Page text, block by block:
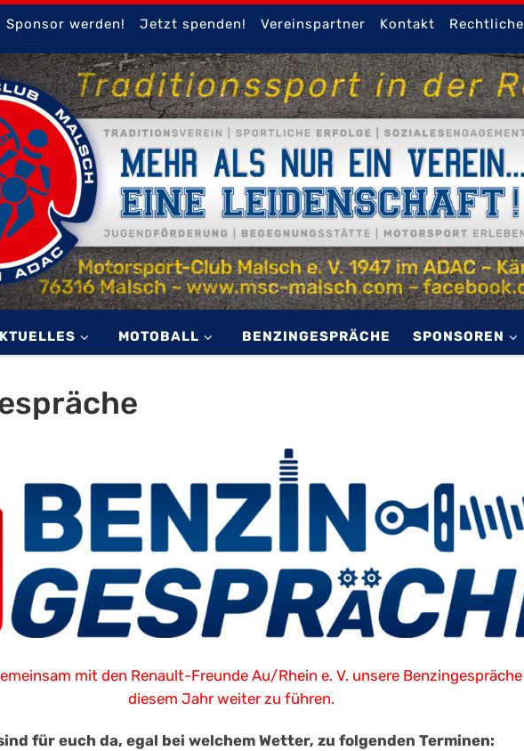
Sponsor werden! Jetzt spenden! Vereinspartner Kontakt
MOTOBALL BENZINGESPRÄCHE SPONSOREN
mit den Renault-Freunde Au/Rhein e. V. unsere
diesem Jahr weiter zu führen.
für euch da, egal bei welchem Wetter, zu folgenden Terminen: